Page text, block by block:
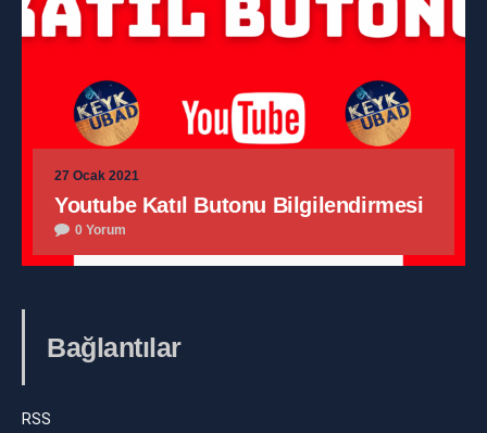
27 Ocak 2021
Youtube Katıl Butonu Bilgilendirmesi
0 Yorum
Bağlantılar
RSS